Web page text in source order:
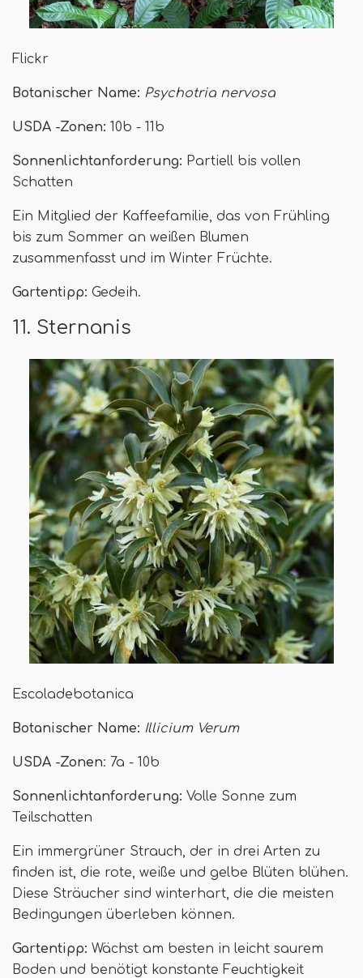
Flickr
Botanischer Name: Psychotria nervosa
USDA -Zonen: 10b - 11b
Sonnenlichtanforderung: Partiell bis vollen
Schatten
Ein Mitglied der Kaffeefamilie, das von Frühling
bis zum Sommer an weißen Blumen
zusammenfasst und im Winter Früchte.
Gartentipp: Gedeih.
11. Sternanis
Escoladebotanica
Botanischer Name: Illicium Verum
USDA -Zonen: 7a - 10b
Sonnenlichtanforderung: Volle Sonne zum
Teilschatten
Ein immergrüner Strauch, der in drei Arten zu
finden ist, die rote, weiße und gelbe Blüten blühen.
Diese Sträucher sind winterhart, die die meisten
Bedingungen überleben können.
Gartentipp: Wächst am besten in leicht saurem
Boden und benötigt konstante Feuchtigkeit